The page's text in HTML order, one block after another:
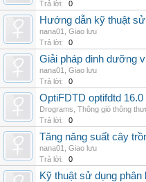
Trả lời:
0
Hướng dẫn kỹ thuật
nana01
Giao lưu
Trả lời:
0
Giải pháp dinh dưỡng
nana01
Giao lưu
Trả lời:
0
OptiFDTD optifdtd 16.0
Drograms Thông gió thông
Trả lời:
0
Tăng năng suất cây
nana01
Giao lưu
Trả lời:
0
Kỹ thuật sử dụng phân